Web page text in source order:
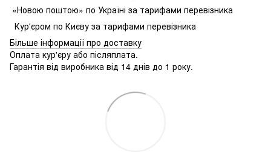
«Новою поштою» по Україні за тарифами перевізника
Кур'єром по Києву за тарифами перевізника
Більше інформації про доставку
Оплата кур'єру або післяплата.
Гарантія від виробника від 14 днів до 1 року.